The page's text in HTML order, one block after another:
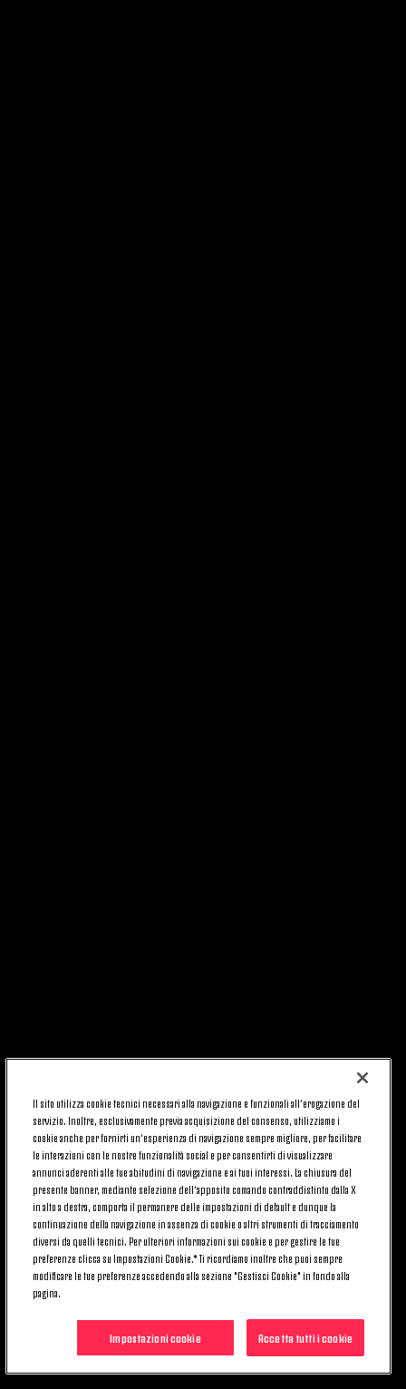
Il sito utilizza cookie tecnici necessari alla navigazione e funzionali all’erogazione del
servizio. Inoltre, esclusivamente previa acquisizione del consenso, utilizziamo i
cookie anche per fornirti un’esperienza di navigazione sempre migliore, per facilitare
le interazioni con le nostre funzionalità social e per consentirti di visualizzare
annunci aderenti alle tue abitudini di navigazione e ai tuoi interessi. La chiusura del
presente banner, mediante selezione dell’apposito comando contraddistinto dalla X
in alto a destra, comporta il permanere delle impostazioni di default e dunque la
continuazione della navigazione in assenza di cookie o altri strumenti di tracciamento
diversi da quelli tecnici. Per ulteriori informazioni sui cookie e per gestire le tue
preferenze clicca su Impostazioni Cookie.* Ti ricordiamo inoltre che puoi sempre
modificare le tue preferenze accedendo alla sezione "Gestisci Cookie" in fondo alla
pagina.
Accetta tutti i cookie
Impostazioni cookie